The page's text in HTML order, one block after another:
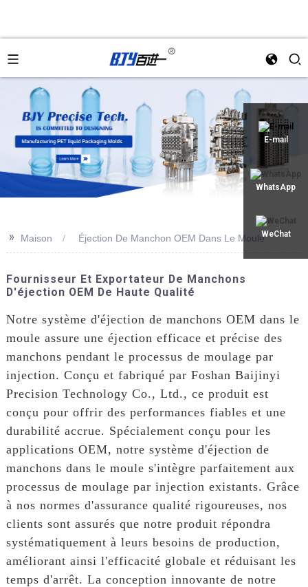
E-mail
WhatsApp
WeChat
>> Maison Éjection De Manchon OEM Dans Le Moule
Fournisseur Et Exportateur De Manchons
D'éjection OEM De Haute Qualité
Notre système d'éjection de manchons OEM dans le
moule assure une éjection efficace et précise des
manchons pendant le processus de moulage par
injection. Conçu et fabriqué par Foshan Baijinyi
Precision Technology Co., Ltd., ce produit est
conçu pour offrir des performances fiables et une
durabilité accrue. Spécialement conçu pour les
applications OEM, notre système d'éjection de
manchons dans le moule s'intègre parfaitement aux
processus de moulage par injection existants. Grâce
à nos normes d'assurance qualité rigoureuses, nos
clients sont assurés que notre produit répondra
systématiquement à leurs besoins de production,
améliorant ainsi l'efficacité globale et réduisant les
temps d'arrêt. La conception innovante de notre